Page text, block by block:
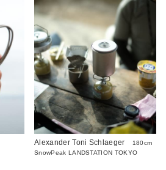
Alexander Toni Schlaeger
180cm
SnowPeak LANDSTATION TOKYO